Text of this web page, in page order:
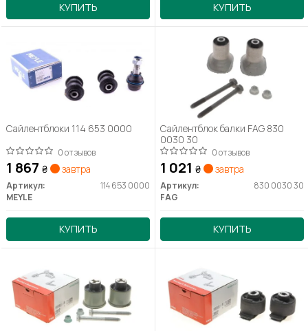
КУПИТЬ КУПИТЬ
Сайлентблоки 114 653 0000
0 отзывов
1 867 ₴ завтра
Артикул:
114 653 0000
MEYLE
КУПИТЬ
Сайлентблок балки FAG 830
0030 30
0 отзывов
1 021 ₴ завтра
Артикул:
830 0030 30
FAG
КУПИТЬ